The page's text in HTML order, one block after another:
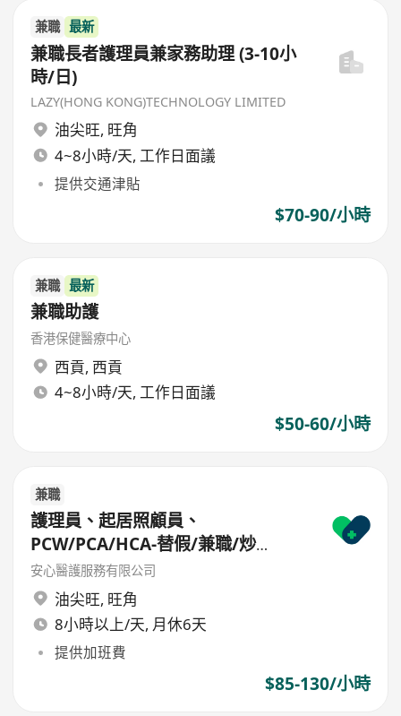
兼職 最新
兼職長者護理員兼家務助理 (3-10小
時/日)
LAZY(HONG KONG)TECHNOLOGY LIMITED
油尖旺, 旺角
4~8小時/天, 工作日面議
提供交通津貼
$70-90/小時
兼職 最新
兼職助護
香港保健醫療中心
西貢, 西貢
4~8小時/天, 工作日面議
$50-60/小時
兼職
護理員、起居照顧員、
PCW/PCA/HCA-替假/兼職/炒
散/freelance/parttime
安心醫護服務有限公司
油尖旺, 旺角
8小時以上/天, 月休6天
提供加班費
$85-130/小時